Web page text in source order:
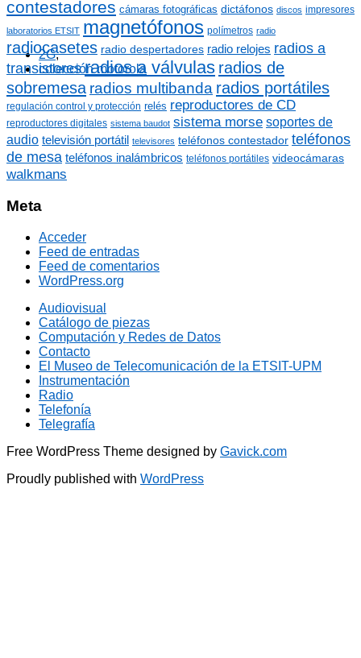
2G,
colección motorola
contestadores cámaras fotográficas dictáfonos discos impresores
laboratorios ETSIT magnetófonos polímetros radio
radiocasetes radio despertadores radio relojes radios a
transistores radios a válvulas radios de
sobremesa radios multibanda radios portátiles
regulación control y protección relés reproductores de CD
reproductores digitales sistema baudot sistema morse soportes de
audio televisión portátil televisores teléfonos contestador teléfonos
de mesa teléfonos inalámbricos teléfonos portátiles videocámaras
walkmans
Meta
Acceder
Feed de entradas
Feed de comentarios
WordPress.org
Audiovisual
Catálogo de piezas
Computación y Redes de Datos
Contacto
El Museo de Telecomunicación de la ETSIT-UPM
Instrumentación
Radio
Telefonía
Telegrafía
Free WordPress Theme designed by Gavick.com
Proudly published with WordPress